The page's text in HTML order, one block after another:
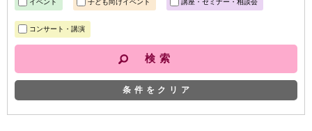
コンサート・講演
条件をクリア